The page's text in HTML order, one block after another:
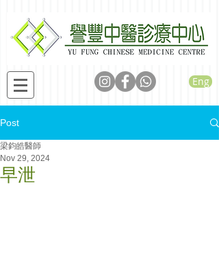
Eng
Post
早泄
梁鈞皓醫師
Nov 29, 2024